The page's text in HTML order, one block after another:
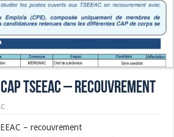
TSEEAC – recouvrement
– recouvrement